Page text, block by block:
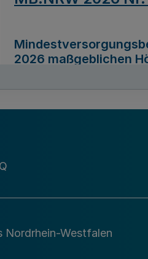
2026 maßgeblichen
Richtlinie zur
Nordrhein-Westfalen